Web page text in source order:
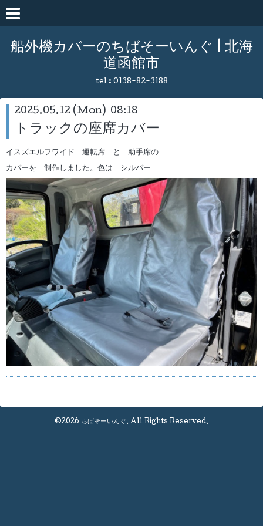
船外機カバーのちばそーいんぐ | 北海
道函館市
tel : 0138-82-3188
2025.05.12 (Mon) 08:18
トラックの座席カバー
イスズエルフワイド 運転席 と 助手席の
カバーを 制作しました。色は シルバー
©2026 ちばそーいんぐ. All Rights Reserved.